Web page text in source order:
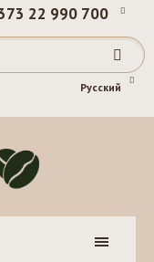
22 990 700
Русский